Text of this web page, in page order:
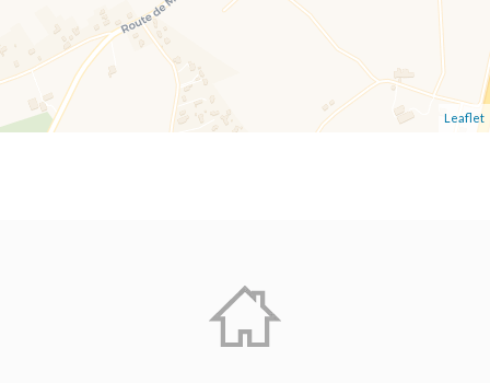
Leaflet